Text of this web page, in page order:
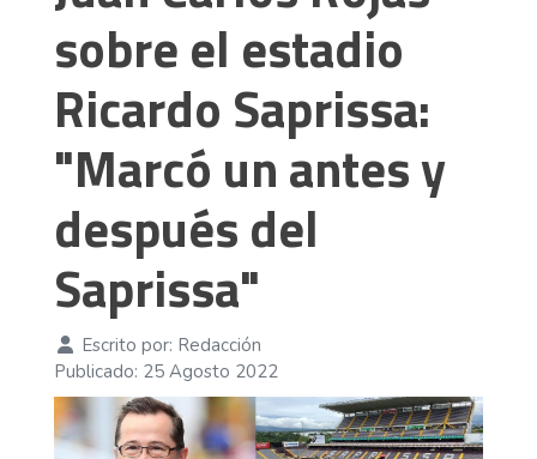
sobre el estadio
Ricardo Saprissa:
"Marcó un antes y
después del
Saprissa"
Escrito por: Redacción
Publicado: 25 Agosto 2022